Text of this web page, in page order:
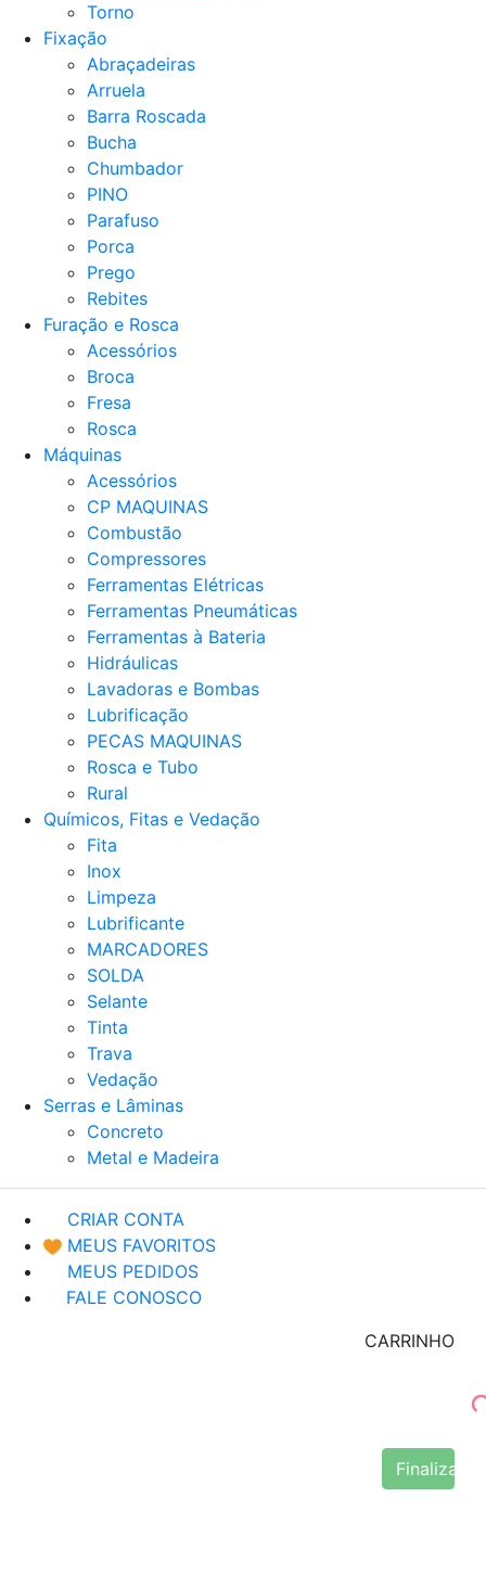
Torno
Fixação
Abraçadeiras
Arruela
Barra Roscada
Bucha
Chumbador
PINO
Parafuso
Porca
Prego
Rebites
Furação e Rosca
Acessórios
Broca
Fresa
Rosca
Máquinas
Acessórios
CP MAQUINAS
Combustão
Compressores
Ferramentas Elétricas
Ferramentas Pneumáticas
Ferramentas à Bateria
Hidráulicas
Lavadoras e Bombas
Lubrificação
PECAS MAQUINAS
Rosca e Tubo
Rural
Químicos, Fitas e Vedação
Fita
Inox
Limpeza
Lubrificante
MARCADORES
SOLDA
Selante
Tinta
Trava
Vedação
Serras e Lâminas
Concreto
Metal e Madeira
CRIAR CONTA
MEUS FAVORITOS
MEUS PEDIDOS
FALE CONOSCO
CARRINHO
Finalizar